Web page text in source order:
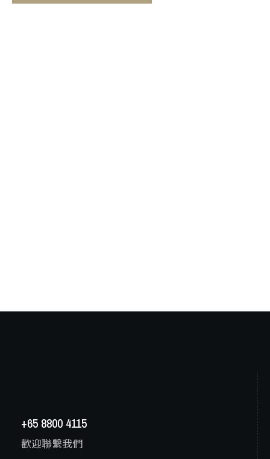
+65 8800 4115
歡迎聯繫我們